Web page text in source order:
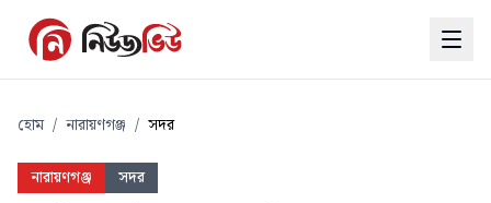
হোম / নারায়ণগঞ্জ / সদর
নারায়ণগঞ্জ সদর